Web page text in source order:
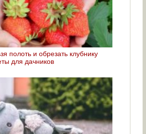
полоть и обрезать клубнику
для дачников